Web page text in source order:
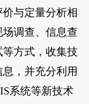
与定量分析相
调查、信息查
方式，收集技
，并充分利用
系统等新技术